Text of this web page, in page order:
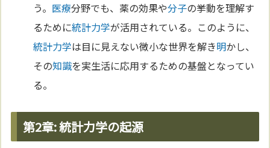
う。 医療分野でも、薬の効果や分子の挙動を理解す
るために統計力学が活用されている。このように、
統計力学は目に見えない微小な世界を解き明かし、
その知識を実生活に応用するための基盤となってい
る。
第2章: 統計力学の起源